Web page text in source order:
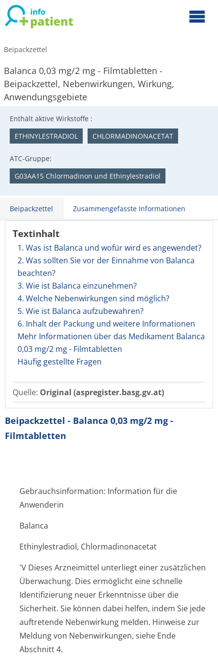
Beipackzettel
Balanca 0,03 mg/2 mg - Filmtabletten -
Beipackzettel, Nebenwirkungen, Wirkung,
Anwendungsgebiete
Enthält aktive Wirkstoffe :
ETHINYLESTRADIOL
CHLORMADINONACETAT
ATC-Gruppe:
G03AA15 Chlormadinon und Ethinylestradiol
Beipackzettel Zusammengefasste Informationen
Textinhalt
1. Was ist Balanca und wofür wird es angewendet?
2. Was sollten Sie vor der Einnahme von Balanca
beachten?
3. Wie ist Balanca einzunehmen?
4. Welche Nebenwirkungen sind möglich?
5. Wie ist Balanca aufzubewahren?
6. Inhalt der Packung und weitere Informationen
Mehr Informationen über das Medikament Balanca
0,03 mg/2 mg - Filmtabletten
Häufig gestellte Fragen
Quelle: Original (aspregister.basg.gv.at)
Beipackzettel - Balanca 0,03 mg/2 mg -
Filmtabletten
Gebrauchsinformation: Information für die
Anwenderin
Balanca
Ethinylestradiol, Chlormadinonacetat
'V Dieses Arzneimittel unterliegt einer zusätzlichen
Überwachung. Dies ermöglicht eine schnelle
Identifizierung neuer Erkenntnisse über die
Sicherheit. Sie können dabei helfen, indem Sie jede
auftretende Nebenwirkung melden. Hinweise zur
Meldung von Nebenwirkungen, siehe Ende
Abschnitt 4.